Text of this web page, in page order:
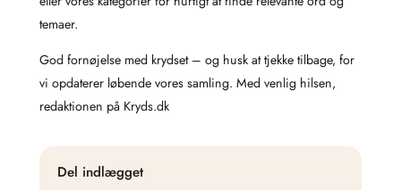
temaer.
God fornøjelse med krydset – og husk at tjekke tilbage, for
vi opdaterer løbende vores samling. Med venlig hilsen,
redaktionen på Kryds.dk
Del indlægget